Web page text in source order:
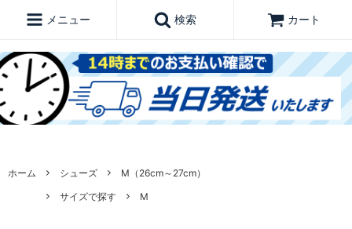
メニュー 検索 カート
ホーム シューズ
M（26cm～27cm）
サイズで探す
M